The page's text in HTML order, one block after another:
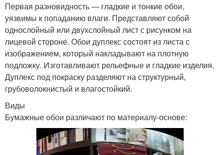
Первая разновидность — гладкие и тонкие обои,
уязвимы к попаданию влаги. Представляют собой
однослойный или двухслойный лист с рисунком на
лицевой стороне. Обои дуплекс состоят из листа с
изображением, который накладывают на плотную
подложку. Изготавливают рельефные и гладкие изделия.
Дуплекс под покраску разделяют на структурный,
грубоволокнистый и влагостойкий.
Виды
Бумажные обои различают по материалу-основе: